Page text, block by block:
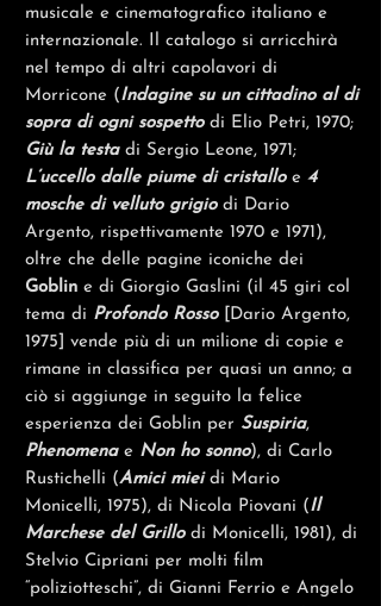
musicale e cinematografico italiano e
internazionale. Il catalogo si arricchirà
nel tempo di altri capolavori di
Morricone (Indagine su un cittadino al di
sopra di ogni sospettodi Elio Petri, 1970;
Giù la testadi Sergio Leone, 1971;
L’uccello dalle piume di cristalloe 4
mosche di velluto grigiodi Dario
Argento, rispettivamente 1970 e 1971),
oltre che delle pagine iconiche dei
Goblin e di Giorgio Gaslini (il 45 giri col
tema di Profondo Rosso[Dario Argento,
1975] vende più di un milione di copie e
rimane in classifica per quasi un anno; a
ciò si aggiunge in seguito la felice
esperienza dei Goblin per Suspiria,
Phenomenae Non ho sonno), di Carlo
Rustichelli (Amici mieidi Mario
Monicelli, 1975), di Nicola Piovani (Il
Marchese del Grillodi Monicelli, 1981), di
Stelvio Cipriani per molti film
“poliziotteschi”, di Gianni Ferrio e Angelo